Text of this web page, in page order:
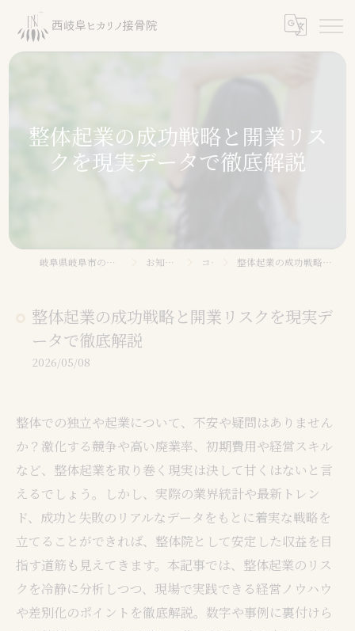
整体起業の成功戦略と開業リス
クを現実データで徹底解説
岐阜県岐阜市の整体なら西岐阜ヒカリノ接骨院 お知らせ・ブログ コラム 整体起業の成功戦略と開業リスクを現実データで徹底解説
整体起業の成功戦略と開業リスクを現実デ
ータで徹底解説
2026/05/08
整体での独立や起業について、不安や疑問はありません
か？激化する競争や高い廃業率、初期費用や経営スキル
など、整体起業を取り巻く現実は決して甘くはないと言
えるでしょう。しかし、実際の業界統計や最新トレン
ド、成功と失敗のリアルなデータをもとに着実な戦略を
立てることができれば、整体院として安定した収益を目
指す道筋も見えてきます。本記事では、整体起業のリス
クを冷静に分析しつつ、現場で実践できる経営ノウハウ
や差別化のポイントを徹底解説。数字や事例に裏付けら